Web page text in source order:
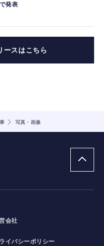
発表
ースはこちら
写真・画像
会社
イバシーポリシー